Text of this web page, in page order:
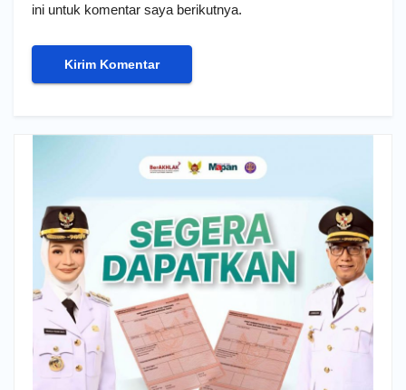
ini untuk komentar saya berikutnya.